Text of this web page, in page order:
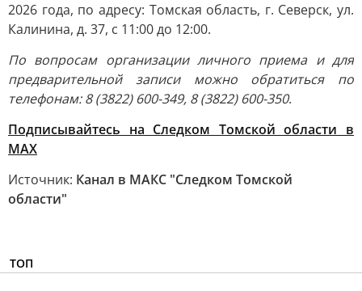
2026 года, по адресу: Томская область, г. Северск, ул.
Калинина, д. 37, с 11:00 до 12:00.
По вопросам организации личного приема и для
предварительной записи можно обратиться по
телефонам: 8 (3822) 600-349, 8 (3822) 600-350.
Подписывайтесь на Следком Томской области в
МАХ
Источник: Канал в МАКС "Следком Томской
области"
ТОП